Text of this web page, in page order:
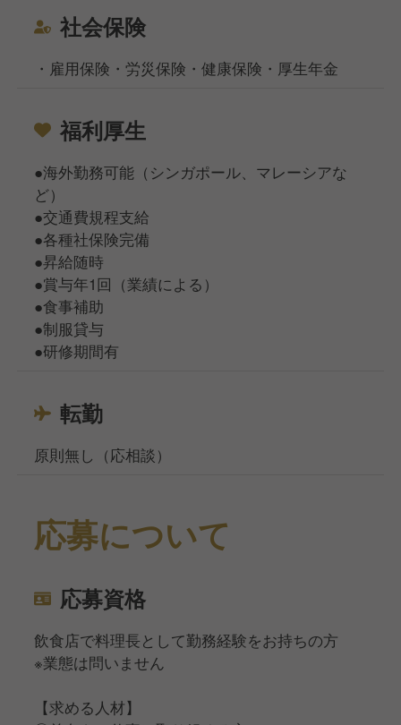
社会保険
・雇用保険・労災保険・健康保険・厚生年金
福利厚生
●海外勤務可能（シンガポール、マレーシアな
ど）
●交通費規程支給
●各種社保険完備
●昇給随時
●賞与年1回（業績による）
●食事補助
●制服貸与
●研修期間有
転勤
原則無し（応相談）
応募について
応募資格
飲食店で料理長として勤務経験をお持ちの方
※業態は問いません
【求める人材】